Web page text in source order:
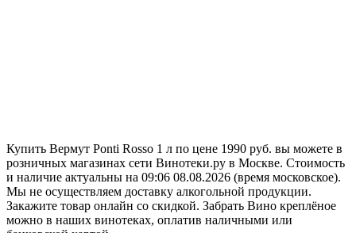
Купить Вермут Ponti Rosso 1 л по цене 1990 руб. вы можете в
розничных магазинах сети Винотеки.ру в Москве. Стоимость
и наличие актуальны на 09:06 08.08.2026 (время московское).
Мы не осуществляем доставку алкогольной продукции.
Закажите товар онлайн со скидкой. Забрать Вино креплёное
можно в наших винотеках, оплатив наличными или